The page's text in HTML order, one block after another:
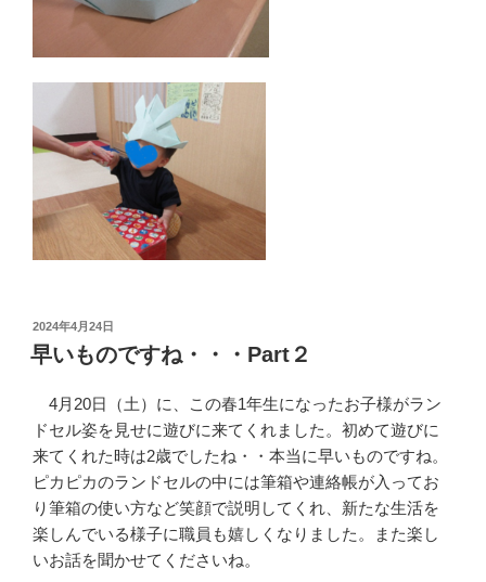
投
稿
日:
2024年4月24日
早いものですね・・・Part２
4月20日（土）に、この春1年生になったお子様がラン
ドセル姿を見せに遊びに来てくれました。初めて遊びに
来てくれた時は2歳でしたね・・本当に早いものですね。
ピカピカのランドセルの中には筆箱や連絡帳が入ってお
り筆箱の使い方など笑顔で説明してくれ、新たな生活を
楽しんでいる様子に職員も嬉しくなりました。また楽し
いお話を聞かせてくださいね。